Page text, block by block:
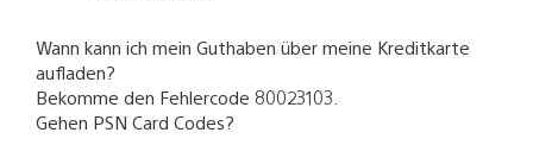
Wann kann ich mein Guthaben über meine Kreditkarte
aufladen?
Bekomme den Fehlercode 80023103.
Gehen PSN Card Codes?